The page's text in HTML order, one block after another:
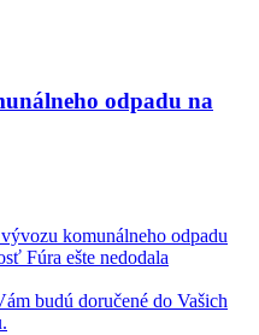
odpadu na
komunálneho odpadu
Fúra ešte nedodala
budú doručené do Vašich